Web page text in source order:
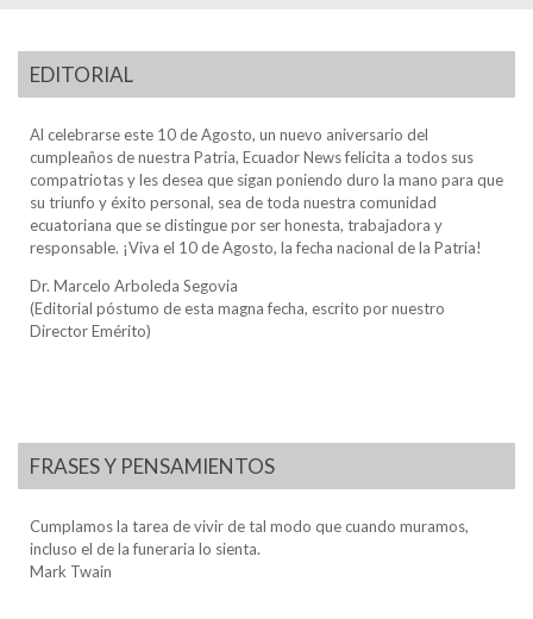
EDITORIAL
Al celebrarse este 10 de Agosto, un nuevo aniversario del
cumpleaños de nuestra Patria, Ecuador News felicita a todos sus
compatriotas y les desea que sigan poniendo duro la mano para que
su triunfo y éxito personal, sea de toda nuestra comunidad
ecuatoriana que se distingue por ser honesta, trabajadora y
responsable. ¡Viva el 10 de Agosto, la fecha nacional de la Patria!
Dr. Marcelo Arboleda Segovia
(Editorial póstumo de esta magna fecha, escrito por nuestro
Director Emérito)
FRASES Y PENSAMIENTOS
Cumplamos la tarea de vivir de tal modo que cuando muramos,
incluso el de la funeraria lo sienta.
Mark Twain